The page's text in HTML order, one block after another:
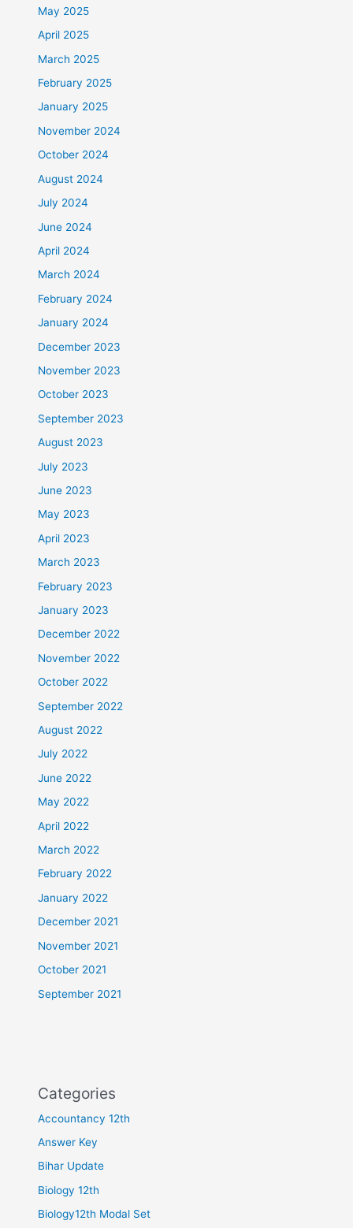
May 2025
April 2025
March 2025
February 2025
January 2025
November 2024
October 2024
August 2024
July 2024
June 2024
April 2024
March 2024
February 2024
January 2024
December 2023
November 2023
October 2023
September 2023
August 2023
July 2023
June 2023
May 2023
April 2023
March 2023
February 2023
January 2023
December 2022
November 2022
October 2022
September 2022
August 2022
July 2022
June 2022
May 2022
April 2022
March 2022
February 2022
January 2022
December 2021
November 2021
October 2021
September 2021
Categories
Accountancy 12th
Answer Key
Bihar Update
Biology 12th
Biology12th Modal Set